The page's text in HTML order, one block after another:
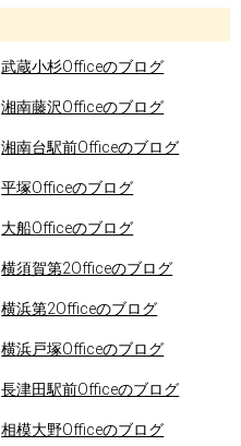
武蔵小杉Officeのブログ
湘南藤沢Officeのブログ
湘南台駅前Officeのブログ
平塚Officeのブログ
大船Officeのブログ
横須賀第2Officeのブログ
横浜第2Officeのブログ
横浜戸塚Officeのブログ
長津田駅前Officeのブログ
相模大野Officeのブログ